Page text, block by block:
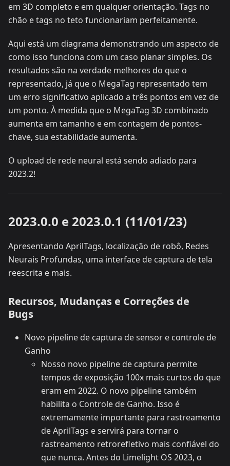
em 3D completo e em qualquer orientação. Tags no
chão e tags no teto funcionariam perfeitamente.
Aqui está um diagrama demonstrando um aspecto de
como isso funciona com um caso planar simples. Os
resultados são na verdade melhores do que o
representado, já que o MegaTag representado tem
um erro significativo aplicado a três pontos em vez de
um ponto. À medida que o MegaTag 3D combinado
aumenta em tamanho e em contagem de pontos-
chave, sua estabilidade aumenta.
O upload de rede neural está sendo adiado para
2023.2!
2023.0.0 e 2023.0.1 (11/01/23)
Apresentando AprilTags, localização de robô, Redes
Neurais Profundas, uma interface de captura de tela
reescrita e mais.
Recursos, Mudanças e Correções de
Bugs
Novo pipeline de captura de sensor e controle de
Ganho
Nosso novo pipeline de captura permite
tempos de exposição 100x mais curtos do que
eram em 2022. O novo pipeline também
habilita o Controle de Ganho. Isso é
extremamente importante para rastreamento
de AprilTags e servirá para tornar o
rastreamento retrorefletivo mais confiável do
que nunca. Antes do Limelight OS 2023, o